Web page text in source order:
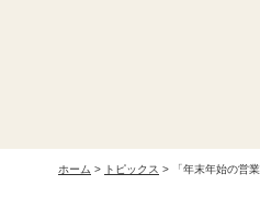
ホーム > トピックス > 「年末年始の営